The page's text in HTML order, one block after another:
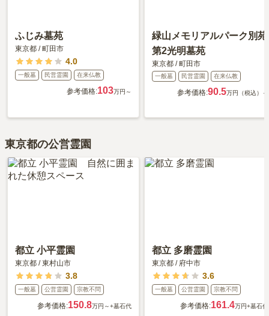
ふじみ墓苑
東京都 /町田市
4.0
一般墓 民営霊園 在来仏教
参考価格:103万円～
緑山メモリアルパーク別苑
第2光明墓苑
東京都 /町田市
一般墓 民営霊園 在来仏教
参考価格:90.5万円（税込）～
東京都の公営霊園
都立 小平霊園
東京都 /東村山市
3.8
一般墓 公営霊園 宗教不問
参考価格:150.8万円～+墓石代
都立 多磨霊園
東京都 / 府中市
3.6
一般墓 公営霊園 宗教不問
参考価格:161.4万円+墓石代